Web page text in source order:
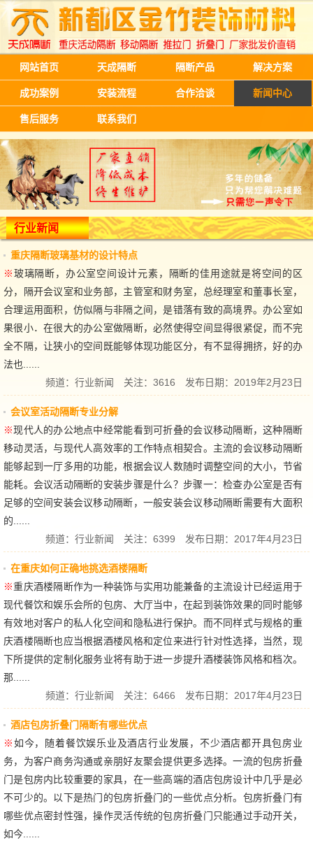
网站首页 天成隔断 隔断产品 解决方案
成功案例 安装流程 合作洽谈 新闻中心
售后服务 联系我们
行业新闻
重庆隔断玻璃基材的设计特点
※玻璃隔断，办公室空间设计元素，隔断的佳用途就是将空间的区
分，隔开会议室和业务部，主管室和财务室，总经理室和董事长室，
合理运用面积，仿似隔与非隔之间，是错落有致的高境界。办公室如
果很小．在很大的办公室做隔断，必然使得空间显得很紧促，而不完
全不隔，让狭小的空间既能够体现功能区分，有不显得拥挤，好的办
法也......
频道： 行业新闻 关注：3616 发布日期：2019年2月23日
会议室活动隔断专业分解
※现代人的办公地点中经常能看到可折叠的会议移动隔断，这种隔断
移动灵活，与现代人高效率的工作特点相契合。主流的会议移动隔断
能够起到一厅多用的功能，根据会议人数随时调整空间的大小，节省
能耗。会议活动隔断的安装步骤是什么？步骤一：检查办公室是否有
足够的空间安装会议移动隔断，一般安装会议移动隔断需要有大面积
的......
频道： 行业新闻 关注：6399 发布日期：2017年4月23日
在重庆如何正确地挑选酒楼隔断
※重庆酒楼隔断作为一种装饰与实用功能兼备的主流设计已经运用于
现代餐饮和娱乐会所的包房、大厅当中，在起到装饰效果的同时能够
有效地对客户的私人化空间和隐私进行保护。而不同样式与规格的重
庆酒楼隔断也应当根据酒楼风格和定位来进行针对性选择，当然，现
下所提供的定制化服务业将有助于进一步提升酒楼装饰风格和档次。
那......
频道： 行业新闻 关注：6466 发布日期：2017年4月23日
酒店包房折叠门隔断有哪些优点
※如今，随着餐饮娱乐业及酒店行业发展，不少酒店都开具包房业
务，为客户商务沟通或亲朋好友聚会提供更多选择。一流的包房折叠
门是包房内比较重要的家具，在一些高端的酒店包房设计中几乎是必
不可少的。以下是热门的包房折叠门的一些优点分析。包房折叠门有
哪些优点密封性强，操作灵活传统的包房折叠门只能通过手动开关，
如今......